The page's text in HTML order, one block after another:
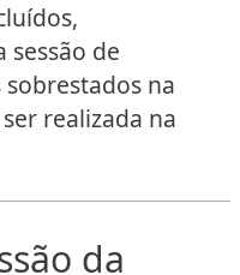
de
na
realizada na
da